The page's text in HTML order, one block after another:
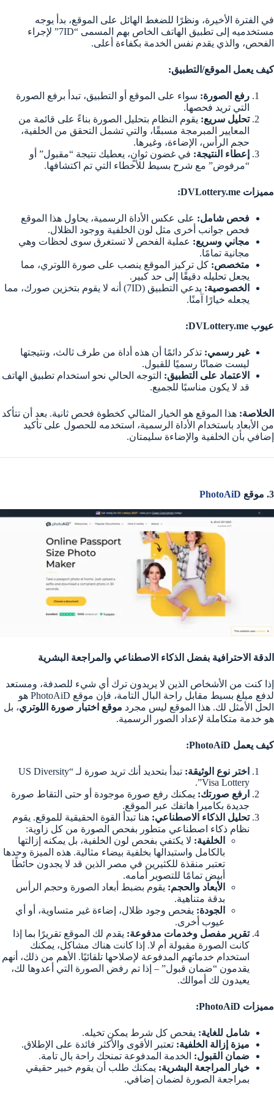
في الفترة الأخيرة، ونظرًا للضغط الهائل على الموقع، بدأ يوجه
مستخدميه إلى تطبيق الهاتف الخاص بهم المسمى “7ID” لإجراء
الفحص، والذي يقدم نفس الخدمة بكفاءة أعلى.
كيف يعمل الموقع/التطبيق:
رفع الصورة: سواء على الموقع أو التطبيق، تبدأ برفع الصورة
التي تريد فحصها.
تحليل سريع: يقوم النظام بتحليل الصورة بناءً على قائمة من
المعايير المبرمجة مسبقًا، والتي تشمل التحقق من الخلفية،
حجم الرأس، الإضاءة، وغيرها.
إعطاء النتيجة: في غضون ثوانٍ، يعطيك نتيجة “مقبول” أو
“مرفوض” مع شرح بسيط للأخطاء التي تم اكتشافها.
مميزات DVLottery.me:
فحص شامل: على عكس الأداة الرسمية، يحاول هذا الموقع
فحص جوانب أخرى مثل لون الخلفية ووجود الظلال.
مجاني وسريع: عملية الفحص لا تستغرق سوى لحظات وهي
مجانية تمامًا.
متخصص: كل تركيز الموقع ينصب على صورة اللوتري، مما
يجعل تحليله دقيقًا إلى حد كبير.
الخصوصية:
يدعي التطبيق (7ID) أنه لا يقوم بتخزين صورك، مما
يجعله خيارًا آمنًا.
عيوب DVLottery.me:
غير رسمي: تذكر دائمًا أن هذه أداة من طرف ثالث، ونتيجتها
ليست ضمانًا رسميًا للقبول.
الاعتماد على التطبيق: التوجه الحالي نحو استخدام تطبيق الهاتف
قد لا يكون مناسبًا للجميع.
الخلاصة: هذا الموقع هو الخيار المثالي كخطوة فحص ثانية. بعد أن تتأكد
من الأبعاد باستخدام الأداة الرسمية، استخدمه للحصول على تأكيد
إضافي بأن الخلفية والإضاءة سليمتان.
3. موقع PhotoAiD
الدقة الاحترافية بفضل الذكاء الاصطناعي والمراجعة البشرية
إذا كنت من الأشخاص الذين لا يريدون ترك أي شيء للصدفة، ومستعد
لدفع مبلغ بسيط مقابل راحة البال التامة، فإن موقع PhotoAiD هو
الحل الأمثل لك. هذا الموقع ليس مجرد موقع اختبار صورة اللوتري، بل
هو خدمة متكاملة لإعداد الصور الرسمية.
كيف يعمل PhotoAiD:
اختر نوع الوثيقة:
تبدأ بتحديد أنك تريد صورة لـ “US Diversity
Visa Lottery”.
ارفع صورتك: يمكنك رفع صورة موجودة أو حتى التقاط صورة
جديدة بكاميرا هاتفك عبر الموقع.
تحليل الذكاء الاصطناعي: هنا تبدأ القوة الحقيقية للموقع. يقوم
نظام ذكاء اصطناعي متطور بفحص الصورة من كل زاوية:
الخلفية: لا يكتفي بفحص لون الخلفية، بل يمكنه إزالتها
بالكامل واستبدالها بخلفية بيضاء مثالية. هذه الميزة وحدها
تعتبر منقذة للكثيرين في مصر الذين قد لا يجدون حائطًا
أبيض تمامًا للتصوير أمامه.
الأبعاد والحجم: يقوم بضبط أبعاد الصورة وحجم الرأس
بدقة متناهية.
الجودة: يفحص وجود ظلال، إضاءة غير متساوية، أو أي
عيوب أخرى.
تقرير مفصل وخدمات مدفوعة: يقدم لك الموقع تقريرًا بما إذا
كانت الصورة مقبولة أم لا. إذا كانت هناك مشاكل، يمكنك
استخدام خدماتهم المدفوعة لإصلاحها تلقائيًا. الأهم من ذلك، أنهم
يقدمون “ضمان قبول” – إذا تم رفض الصورة التي أعدوها لك،
يعيدون لك أموالك.
مميزات PhotoAiD:
شامل للغاية: يفحص كل شرط يمكن تخيله.
ميزة إزالة الخلفية: تعتبر الأقوى والأكثر فائدة على الإطلاق.
ضمان القبول: الخدمة المدفوعة تمنحك راحة بال تامة.
خيار المراجعة البشرية: يمكنك طلب أن يقوم خبير حقيقي
بمراجعة الصورة لضمان إضافي.